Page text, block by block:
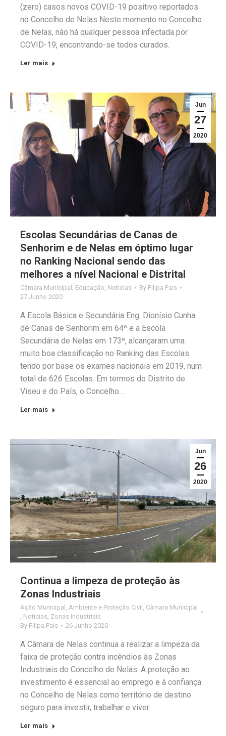
(zero) casos novos COVID-19 positivo reportados
no Concelho de Nelas Neste momento no Concelho
de Nelas, não há qualquer pessoa infectada por
COVID-19, encontrando-se todos curados.
Ler mais
Jun
27
2020
Escolas Secundárias de Canas de
Senhorim e de Nelas em óptimo lugar
no Ranking Nacional sendo das
melhores a nível Nacional e Distrital
Câmara Municipal Educação Notícias By Filipa Pais
27 Junho 2020
A Escola Básica e Secundária Eng. Dionísio Cunha
de Canas de Senhorim em 64º e a Escola
Secundária de Nelas em 173º, alcançaram uma
muito boa classificação no Ranking das Escolas
tendo por base os exames nacionais em 2019, num
total de 626 Escolas. Em termos do Distrito de
Viseu e do País, o Concelho…
Ler mais
Jun
26
2020
Continua a limpeza de proteção às
Zonas Industriais
Ação Municipal , Ambiente e Proteção Civil , Câmara Municipal
, Notícias, Zonas Industriais
By Filipa Pais 26 Junho 2020
A Câmara de Nelas continua a realizar a limpeza da
faixa de proteção contra incêndios às Zonas
Industriais do Concelho de Nelas. A proteção ao
investimento é essencial ao emprego e à confiança
no Concelho de Nelas como território de destino
seguro para investir, trabalhar e viver.
Ler mais